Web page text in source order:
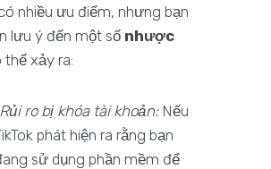
nhiều ưu điểm, nhưng bạn
lưu ý đến một số nhược
thể xảy ra:
Rủi ro bị khóa tài khoản:Nếu
phát hiện ra rằng bạn
sử dụng phần mềm để